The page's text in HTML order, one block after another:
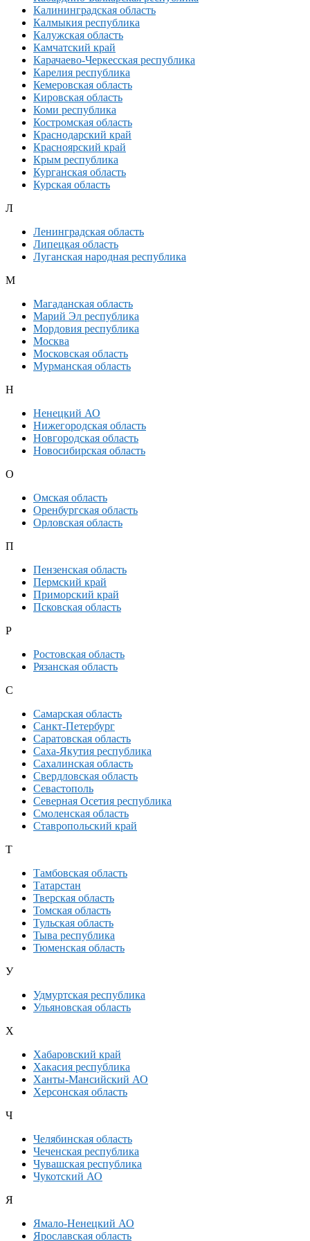
Калининградская область
Калмыкия республика
Калужская область
Камчатский край
Карачаево-Черкесская республика
Карелия республика
Кемеровская область
Кировская область
Коми республика
Костромская область
Краснодарский край
Красноярский край
Крым республика
Курганская область
Курская область
Л
Ленинградская область
Липецкая область
Луганская народная республика
М
Магаданская область
Марий Эл республика
Мордовия республика
Москва
Московская область
Мурманская область
Н
Ненецкий АО
Нижегородская область
Новгородская область
Новосибирская область
О
Омская область
Оренбургская область
Орловская область
П
Пензенская область
Пермский край
Приморский край
Псковская область
Р
Ростовская область
Рязанская область
С
Самарская область
Санкт-Петербург
Саратовская область
Саха-Якутия республика
Сахалинская область
Свердловская область
Севастополь
Северная Осетия республика
Смоленская область
Ставропольский край
Т
Тамбовская область
Татарстан
Тверская область
Томская область
Тульская область
Тыва республика
Тюменская область
У
Удмуртская республика
Ульяновская область
Х
Хабаровский край
Хакасия республика
Ханты-Мансийский АО
Херсонская область
Ч
Челябинская область
Чеченская республика
Чувашская республика
Чукотский АО
Я
Ямало-Ненецкий АО
Ярославская область